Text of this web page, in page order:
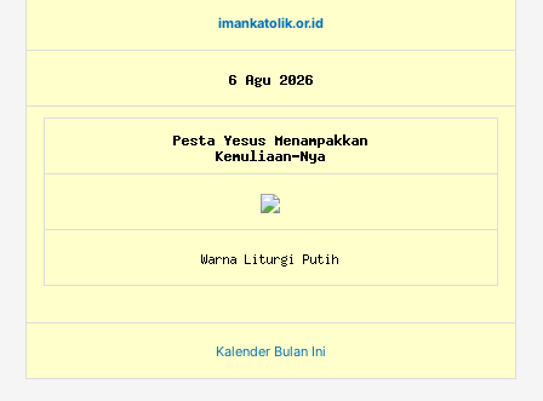
imankatolik.or.id
Kalender Bulan Ini